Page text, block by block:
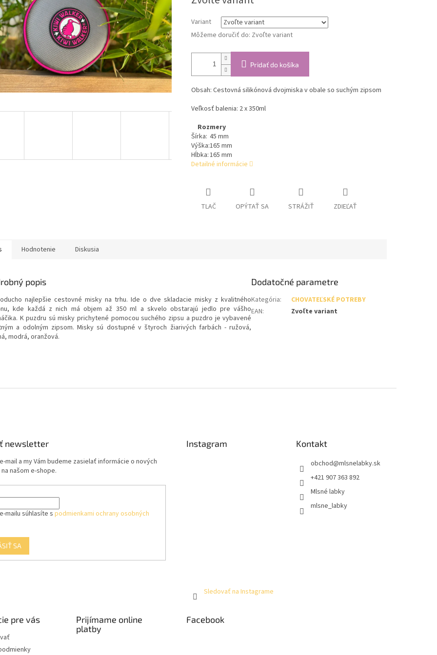
Variant
Môžeme doručiť do: Zvoľte variant
Pridať do košíka
Obsah: Cestovná silikónová dvojmiska v obale so suchým zipsom
Veľkosť balenia: 2 x 350ml
Rozmery
Šírka: 45 mm
Výška:165 mm
Hĺbka:165 mm
Detailné informácie
TLAČ OPÝTAŤ SA STRÁŽIŤ ZDIEĽAŤ
Hodnotenie Diskusia
popis
najlepšie cestovné misky na trhu. Ide o dve skladacie misky z kvalitného
kde každá z nich má objem až 350 ml a skvelo obstarajú jedlo pre vášho
K puzdru sú misky prichytené pomocou suchého zipsu a puzdro je vybavené
a odolným zipsom. Misky sú dostupné v štyroch žiarivých farbách - ružová,
modrá, oranžová.
Dodatočné parametre
Kategória:
CHOVATEĽSKÉ POTREBY
EAN: Zvoľte variant
newsletter
mail a my Vám budeme zasielať informácie o nových
našom e-shope.
mailu súhlasíte s podmienkami ochrany osobných
SA
Instagram
Sledovať na Instagrame
Kontakt
obchod@mlsnelabky.sk
+421 907 363 892
Mlsné labky
mlsne_labky
pre vás
Prijímame online
platby
Facebook